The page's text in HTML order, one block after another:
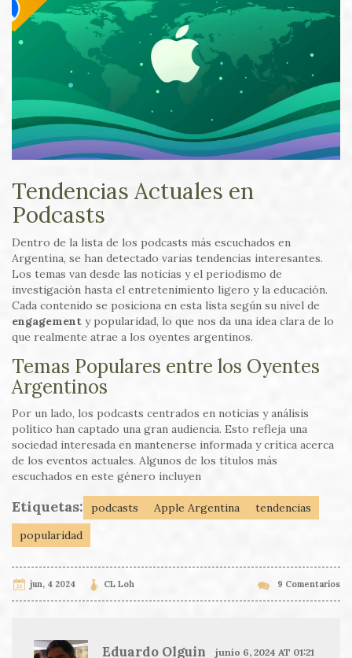
Tendencias Actuales en
Podcasts
Dentro de la lista de los podcasts más escuchados en
Argentina, se han detectado varias tendencias interesantes.
Los temas van desde las noticias y el periodismo de
investigación hasta el entretenimiento ligero y la educación.
Cada contenido se posiciona en esta lista según su nivel de
engagement y popularidad, lo que nos da una idea clara de lo
que realmente atrae a los oyentes argentinos.
Temas Populares entre los Oyentes
Argentinos
Por un lado, los podcasts centrados en noticias y análisis
político han captado una gran audiencia. Esto refleja una
sociedad interesada en mantenerse informada y crítica acerca
de los eventos actuales. Algunos de los títulos más
escuchados en este género incluyen
Etiquetas: podcasts Apple Argentina
tendencias
popularidad
jun, 4 2024 CL Loh 9 Comentarios
Eduardo Olguin junio 6, 2024 AT 01:21